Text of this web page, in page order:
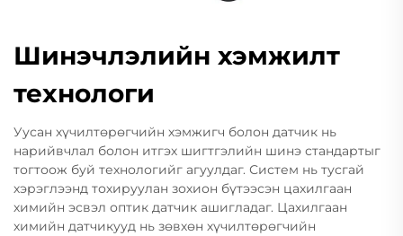
Шинэчлэлийн хэмжилт
технологи
Уусан хүчилтөрөгчийн хэмжигч болон датчик нь
нарийвчлал болон итгэх шигтгэлийн шинэ стандартыг
тогтоож буй технологийг агуулдаг. Систем нь тусгай
хэрэглээнд тохируулан зохион бүтээсэн цахилгаан
химийн эсвэл оптик датчик ашигладаг. Цахилгаан
химийн датчикууд нь зөвхөн хүчилтөрөгчийн